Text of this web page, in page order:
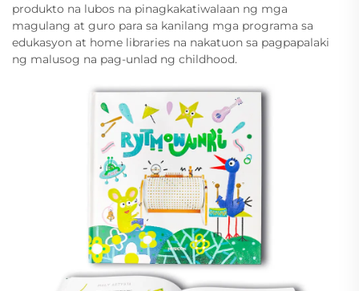
produkto na lubos na pinagkakatiwalaan ng mga
magulang at guro para sa kanilang mga programa sa
edukasyon at home libraries na nakatuon sa pagpapalaki
ng malusog na pag-unlad ng childhood.